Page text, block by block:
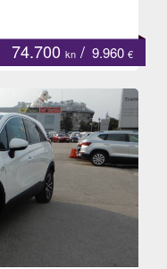
74.700 kn / 9.960 €